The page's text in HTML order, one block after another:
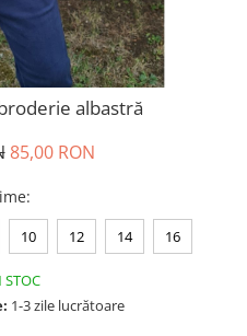
albastră
85,00 RON
:
10 12 14 16
STOC
1-3 zile lucrătoare